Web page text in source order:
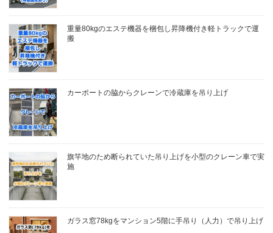
重量80kgのエステ機器を梱包し昇降機付き軽トラックで運
搬
カーポートの脇からクレーンで冷蔵庫を吊り上げ
旗竿地のため断られていた吊り上げを小型のクレーン車で実
施
ガラス窓78kgをマンション5階に手吊り（人力）で吊り上げ